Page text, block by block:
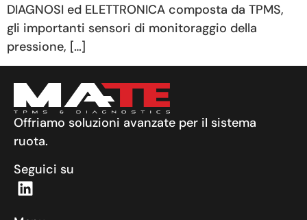
DIAGNOSI ed ELETTRONICA composta da TPMS,
gli importanti sensori di monitoraggio della
pressione, […]
Offriamo soluzioni avanzate per il sistema
ruota.
Seguici su